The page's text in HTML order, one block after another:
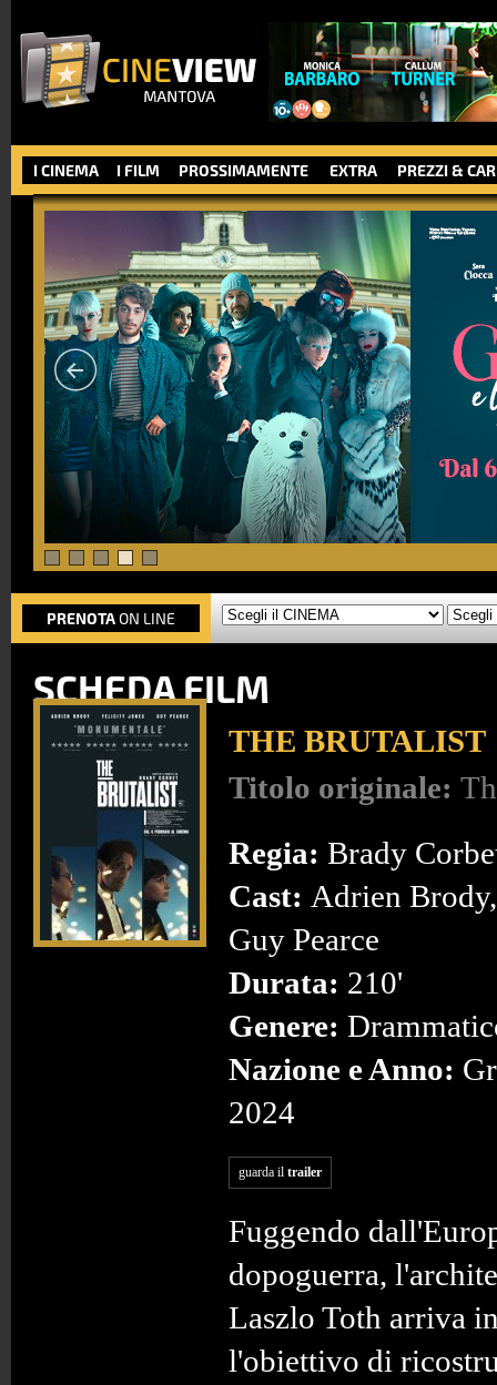
I CINEMA I FILM PROSSIMAMENTE EXTRA PREZZI &
PRENOTAON LINE
SCHEDA FILM
THE BRUTALIST
Titolo originale:
Regia: Brady
Cast: Adrien
Guy Pearce
Durata: 210'
Genere:
Nazione e Anno:
2024
guarda il trailer
Fuggendo
dopoguerra,
Laszlo Toth arriva
l'obiettivo di